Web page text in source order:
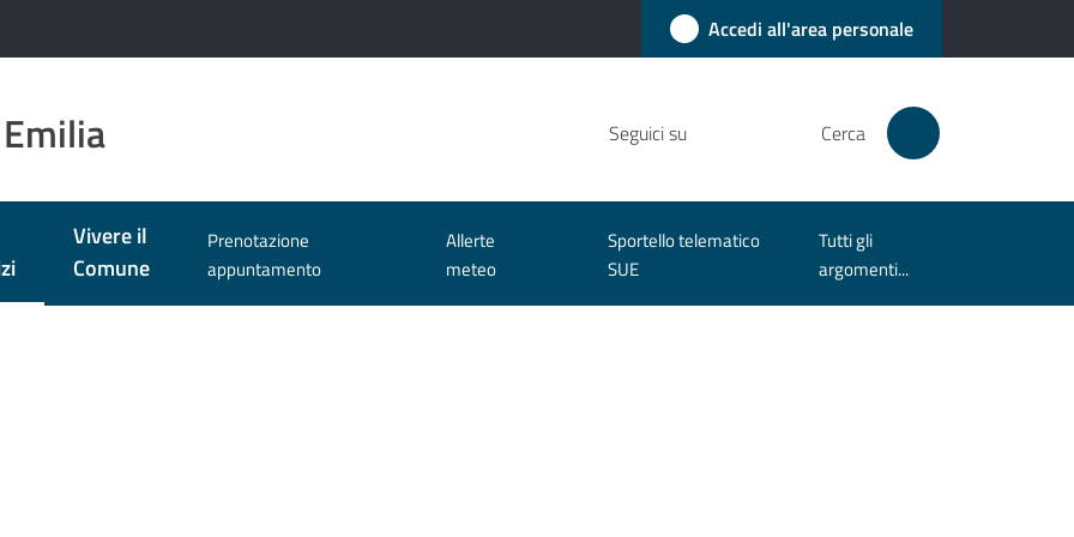
Accedi all'area personale
Seguici su Cerca
selezionato
Vivere il
Comune
Prenotazione
appuntamento
Allerte
meteo
Sportello telematico
SUE
Tutti gli
argomenti...